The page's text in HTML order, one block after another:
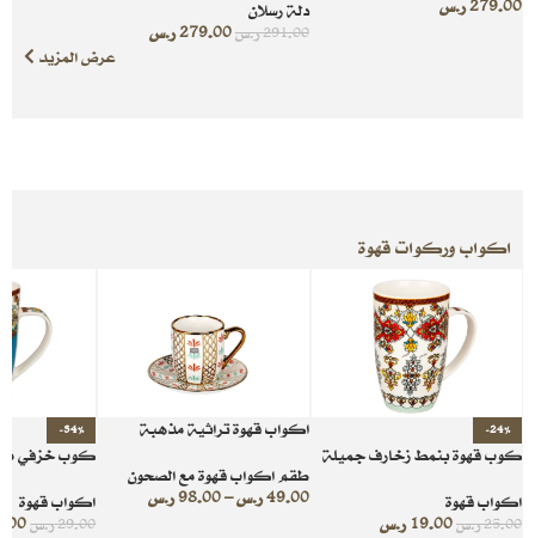
279.00ر.س
دلة رسلان
291.00ر.س279.00ر.س
عرض المزيد
اكواب وركوات قهوة
-24%
كوب قهوة بنمط زخارف جميلة
اكواب قهوة
25.00ر.س19.00 ر.س
اكواب قهوة تراثية مذهبة
طقم اكواب قهوة مع الصحون
49.00ر.س–
98.00ر.س
-34%
كوب خزفي
اكواب قهوة
29.00ر.س